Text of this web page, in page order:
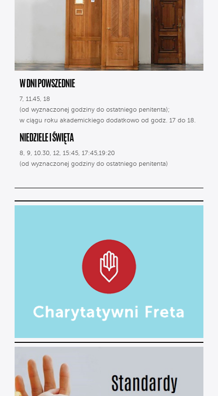
W DNI POWSZEDNIE
7, 11.45, 18
(od wyznaczonej godziny do ostatniego penitenta);
w ciągu roku akademickiego dodatkowo od godz. 17 do 18.
NIEDZIELE I ŚWIĘTA
8, 9, 10.30, 12, 15:45, 17:45,19:20
(od wyznaczonej godziny do ostatniego penitenta)